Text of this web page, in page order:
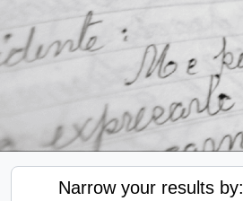
Narrow your results by: